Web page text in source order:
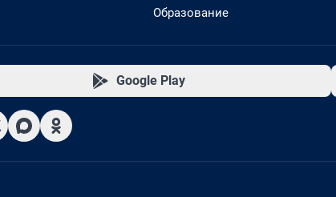
Образование
Google Play